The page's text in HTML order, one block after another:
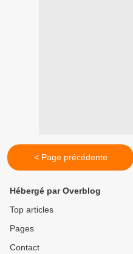
< Page précédente
Hébergé par Overblog
Top articles
Pages
Contact